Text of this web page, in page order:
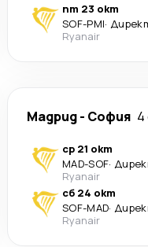
пт 23 окт
SOF-PMI·
Ryanair
Мадрид- София 4
ср 21 окт
MAD-SOF·
Ryanair
сб 24 окт
SOF-MAD·
Ryanair